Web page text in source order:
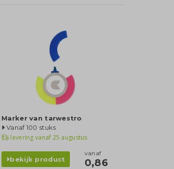
Marker van tarwestro
Vanaf 100 stuks
levering vanaf 25 augustus
bekijk product
vanaf
0,86